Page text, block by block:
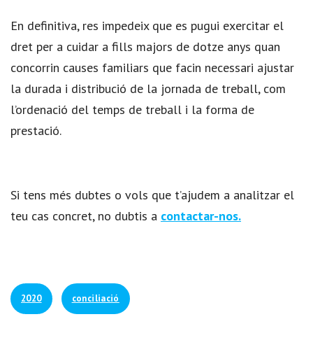
En definitiva, res impedeix que es pugui exercitar el
dret per a cuidar a fills majors de dotze anys quan
concorrin causes familiars que facin necessari ajustar
la durada i distribució de la jornada de treball, com
l’ordenació del temps de treball i la forma de
prestació.
Si tens més dubtes o vols que t’ajudem a analitzar el
teu cas concret, no dubtis a contactar-nos.
2020 conciliació